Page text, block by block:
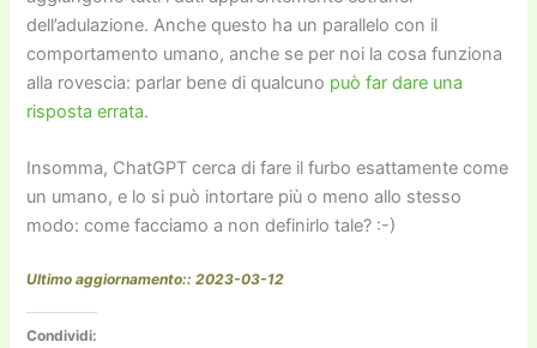
dell’adulazione. Anche questo ha un parallelo con il
comportamento umano, anche se per noi la cosa funziona
alla rovescia: parlar bene di qualcuno può far dare una
risposta errata.
Insomma, ChatGPT cerca di fare il furbo esattamente come
un umano, e lo si può intortare più o meno allo stesso
modo: come facciamo a non definirlo tale? :-)
Ultimo aggiornamento:: 2023-03-12
Condividi: